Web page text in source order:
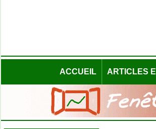
ACCUEIL ARTICLES